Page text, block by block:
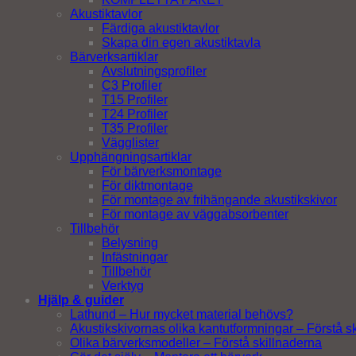
Akustiktavlor
Färdiga akustiktavlor
Skapa din egen akustiktavla
Bärverksartiklar
Avslutningsprofiler
C3 Profiler
T15 Profiler
T24 Profiler
T35 Profiler
Vägglister
Upphängningsartiklar
För bärverksmontage
För diktmontage
För montage av frihängande akustikskivor
För montage av väggabsorbenter
Tillbehör
Belysning
Infästningar
Tillbehör
Verktyg
Hjälp & guider
Lathund – Hur mycket material behövs?
Akustikskivornas olika kantutformningar – Förstå
Olika bärverksmodeller – Förstå skillnaderna